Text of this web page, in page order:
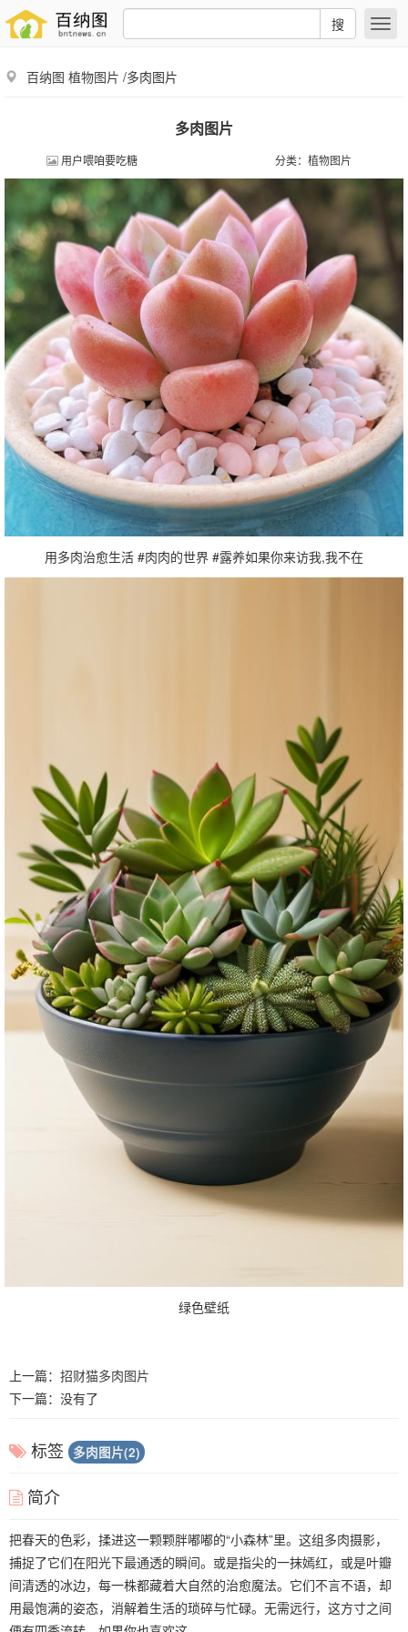
搜
百纳图 植物图片 /多肉图片
多肉图片
用户喂咱要吃糖 分类： 植物图片
用多肉治愈生活 #肉肉的世界 #露养如果你来访我,我不在
绿色壁纸
上一篇： 招财猫多肉图片
下一篇：没有了
标签 多肉图片(2)
简介
把春天的色彩，揉进这一颗颗胖嘟嘟的“小森林”里。这组多肉摄影，
捕捉了它们在阳光下最通透的瞬间。或是指尖的一抹嫣红，或是叶瓣
间清透的冰边，每一株都藏着大自然的治愈魔法。它们不言不语，却
用最饱满的姿态，消解着生活的琐碎与忙碌。无需远行，这方寸之间